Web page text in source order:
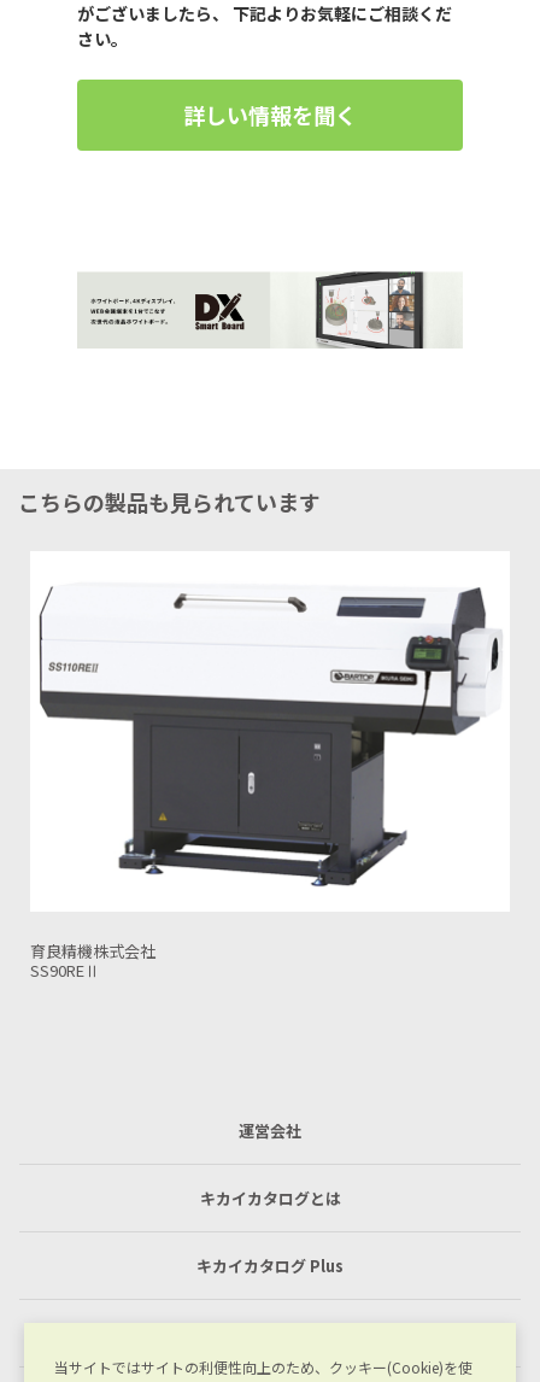
がございましたら、 下記よりお気軽にご相談くだ
さい。
詳しい情報を聞く
こちらの製品も見られています
育良精機株式会社
運営会社
キカイカタログとは
キカイカタログ Plus
当サイトではサイトの利便性向上のため、クッキー(Cookie)を使